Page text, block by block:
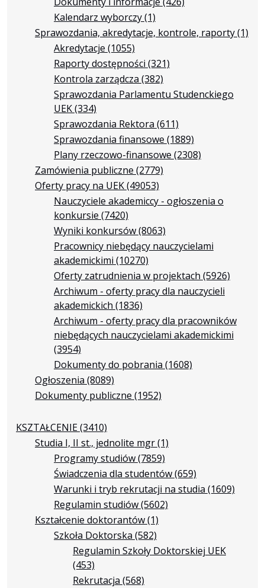
Kalendarz wyborczy(1)
Sprawozdania, akredytacje, kontrole, raporty(1)
Akredytacje (1055)
Raporty dostępności (321)
Kontrola zarządcza (382)
Sprawozdania Parlamentu Studenckiego
UEK(334)
Sprawozdania Rektora (611)
Sprawozdania finansowe (1889)
Plany rzeczowo-finansowe (2308)
Zamówienia publiczne (2779)
Oferty pracy na UEK(49053)
Nauczyciele akademiccy - ogłoszenia o
konkursie (7420)
Wyniki konkursów(8063)
Pracownicy niebędący nauczycielami
akademickimi (10270)
Oferty zatrudnienia w projektach (5926)
Archiwum - oferty pracy dla nauczycieli
akademickich (1836)
Archiwum - oferty pracy dla pracowników
niebędących nauczycielami akademickimi
(3954)
Dokumenty do pobrania (1608)
Ogłoszenia (8089)
Dokumenty publiczne (1952)
KSZTAŁCENIE(3410)
Studia I, II st., jednolite mgr(1)
Programy studiów(7859)
Świadczenia dla studentów(659)
Warunki i tryb rekrutacji na studia (1609)
Regulamin studiów(5602)
Kształcenie doktorantów(1)
Szkoła Doktorska (582)
Regulamin Szkoły Doktorskiej UEK
(453)
Rekrutacja (568)